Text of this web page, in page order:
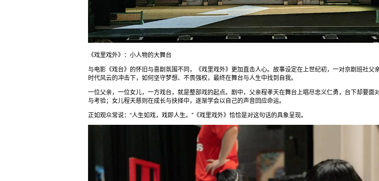
《戏里戏外》：小人物的大舞台
与电影《戏台》的怀旧与喜剧氛围不同，《戏里戏外》更加直击人心。故事设定在上世纪初，一对京剧班社父
时代风云的冲击下，如何坚守梦想、不畏强权，最终在舞台与人生中找到自我。
一位父亲，一位女儿，一方戏台，就是整部戏的起点。剧中，父亲程孝天在舞台上唱尽忠义仁勇，台下却要面
与考验；女儿程天慈则在成长与抉择中，逐渐学会以自己的声音回应命运。
正如观众常说：“人生如戏，戏即人生。”《戏里戏外》恰恰是对这句话的具象呈现。